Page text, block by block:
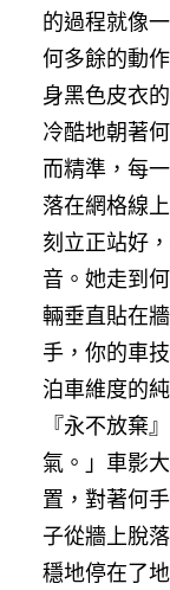
的過程就像
何多餘的動
身黑色皮衣
冷酷地朝著
而精準，每
落在網格線
刻立正站好
音。她走到
輛垂直貼在
手，你的車
泊車維度的
『永不放棄
氣。」車影
置，對著何
子從牆上脫
穩地停在了